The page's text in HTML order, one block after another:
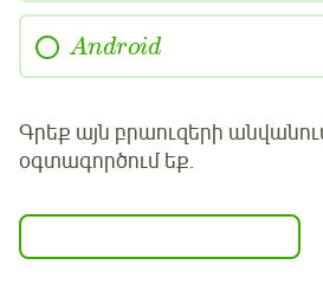
Android
Գրեք այն բրաուզերի
օգտագործում եք.